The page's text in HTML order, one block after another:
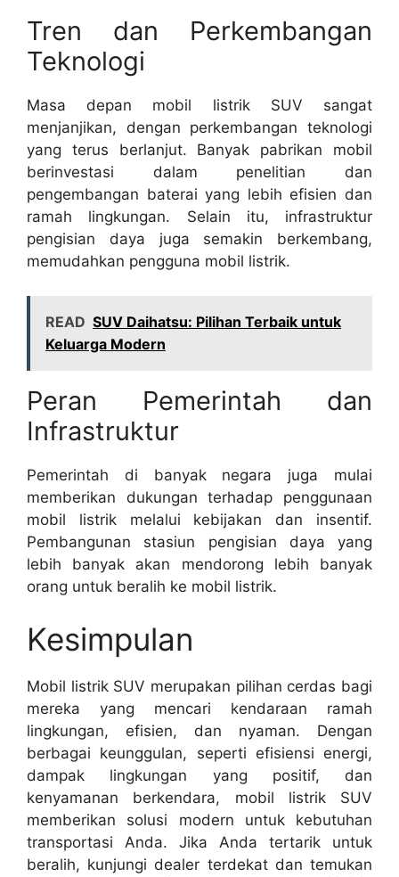
Tren dan Perkembangan
Teknologi
Masa depan mobil listrik SUV sangat
menjanjikan, dengan perkembangan teknologi
yang terus berlanjut. Banyak pabrikan mobil
berinvestasi dalam penelitian dan
pengembangan baterai yang lebih efisien dan
ramah lingkungan. Selain itu, infrastruktur
pengisian daya juga semakin berkembang,
memudahkan pengguna mobil listrik.
READ SUV Daihatsu: Pilihan Terbaik untuk
Keluarga Modern
Peran Pemerintah dan
Infrastruktur
Pemerintah di banyak negara juga mulai
memberikan dukungan terhadap penggunaan
mobil listrik melalui kebijakan dan insentif.
Pembangunan stasiun pengisian daya yang
lebih banyak akan mendorong lebih banyak
orang untuk beralih ke mobil listrik.
Kesimpulan
Mobil listrik SUV merupakan pilihan cerdas bagi
mereka yang mencari kendaraan ramah
lingkungan, efisien, dan nyaman. Dengan
berbagai keunggulan, seperti efisiensi energi,
dampak lingkungan yang positif, dan
kenyamanan berkendara, mobil listrik SUV
memberikan solusi modern untuk kebutuhan
transportasi Anda. Jika Anda tertarik untuk
beralih, kunjungi dealer terdekat dan temukan